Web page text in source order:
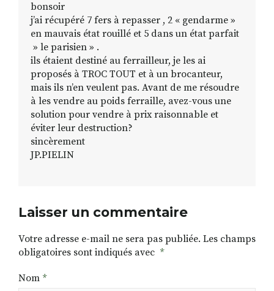
bonsoir
j’ai récupéré 7 fers à repasser , 2 « gendarme »
en mauvais état rouillé et 5 dans un état parfait
» le parisien » .
ils étaient destiné au ferrailleur, je les ai
proposés à TROC TOUT et à un brocanteur,
mais ils n’en veulent pas. Avant de me résoudre
à les vendre au poids ferraille, avez-vous une
solution pour vendre à prix raisonnable et
éviter leur destruction?
sincèrement
JP.PIELIN
Laisser un commentaire
Votre adresse e-mail ne sera pas publiée. Les champs
obligatoires sont indiqués avec *
Nom *